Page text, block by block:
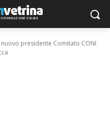
presidente Comitato CONI